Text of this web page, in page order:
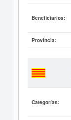
Beneficiarios:
Provincia:
Categorías: